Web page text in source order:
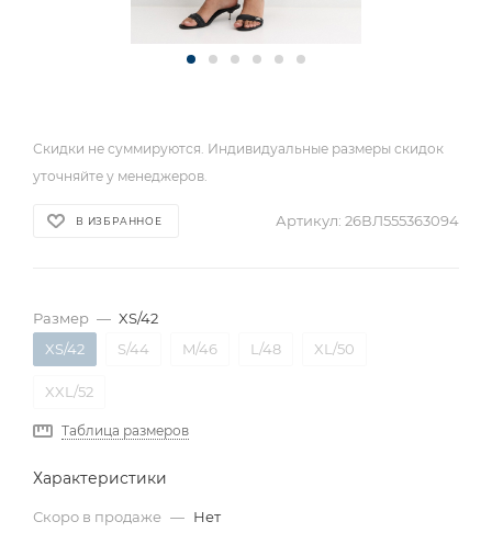
В ИЗБРАННОЕ Артикул: 26ВЛ555363094
Размер — XS/42
XS/42
S/44 M/46 L/48 XL/50
XXL/52
Таблица размеров
Характеристики
Скоро в продаже — Нет
Скидки не суммируются. Индивидуальные размеры скидок
уточняйте у менеджеров.